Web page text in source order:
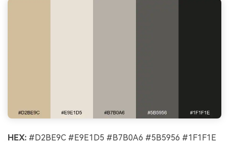
HEX: #D2BE9C #E9E1D5 #B7B0A6 #5B5956 #1F1F1E